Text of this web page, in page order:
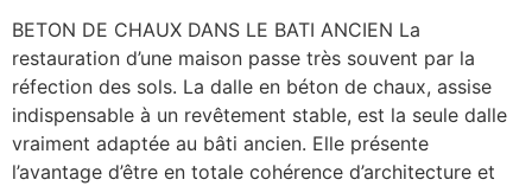
BETON DE CHAUX DANS LE BATI ANCIEN La
restauration d’une maison passe très souvent par la
réfection des sols. La dalle en béton de chaux, assise
indispensable à un revêtement stable, est la seule dalle
vraiment adaptée au bâti ancien. Elle présente
l’avantage d’être en totale cohérence d’architecture et